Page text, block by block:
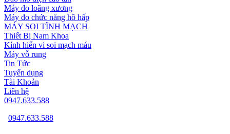
Máy đo loãng xương
Máy đo chức năng hô hấp
MÁY SOI TĨNH MẠCH
Thiết Bị Nam Khoa
Kính hiển vi soi mạch máu
Máy vỗ rung
Tin Tức
Tuyển dụng
Tài Khoản
Liên hệ
0947.633.588
0947.633.588